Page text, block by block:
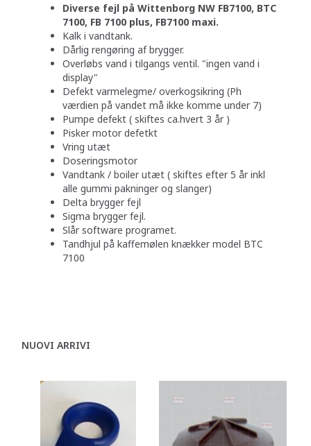
Diverse fejl på Wittenborg NW FB7100, BTC
7100, FB 7100 plus, FB7100 maxi.
Kalk i vandtank.
Dårlig rengøring af brygger.
Overløbs vand i tilgangs ventil. "ingen vand i
display"
Defekt varmelegme/ overkogsikring (Ph
værdien på vandet må ikke komme under 7)
Pumpe defekt ( skiftes ca.hvert 3 år )
Pisker motor defetkt
Vring utæt
Doseringsmotor
Vandtank / boiler utæt ( skiftes efter 5 år inkl
alle gummi pakninger og slanger)
Delta brygger fejl
Sigma brygger fejl.
Slår software programet.
Tandhjul på kaffemølen knækker model BTC
7100
NUOVI ARRIVI